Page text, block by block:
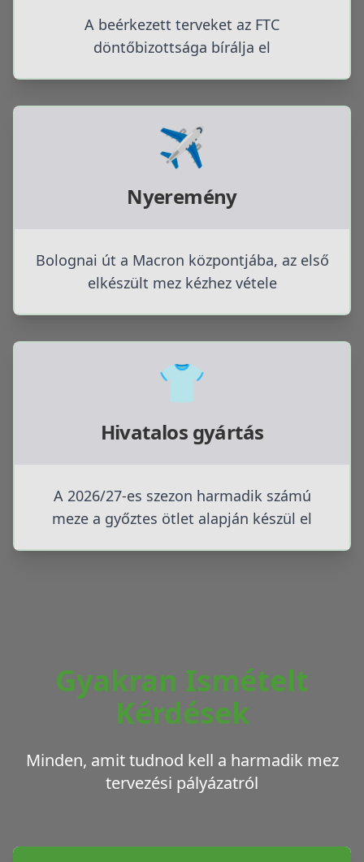
A beérkezett terveket az FTC
döntőbizottsága bírálja el
✈️
Nyeremény
Bolognai út a Macron központjába, az első
elkészült mez kézhez vétele
👕
Hivatalos gyártás
A 2026/27-es szezon harmadik számú
meze a győztes ötlet alapján készül el
Gyakran Ismételt
Kérdések
Minden, amit tudnod kell a harmadik mez
tervezési pályázatról